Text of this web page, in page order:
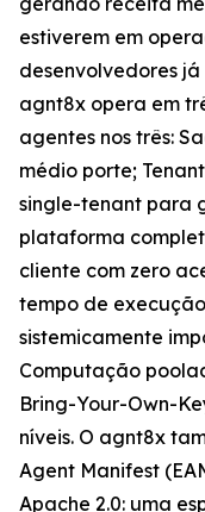
estiverem em
desenvolvedores
agnt8x opera em
agentes nos três:
médio porte;
single-tenant para
plataforma
cliente com zero
tempo de
sistemicamente
Computação
Bring-Your-Own-
níveis. O agnt8x
Agent Manifest
Apache 2.0: uma